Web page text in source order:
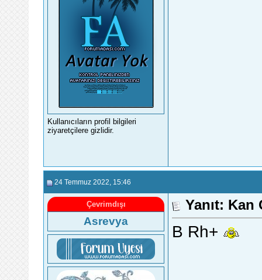
Kullanıcıların profil bilgileri
ziyaretçilere gizlidir.
24 Temmuz 2022 , 15:46
Çevrimdışı
Asrevya
Yanıt:
B Rh+